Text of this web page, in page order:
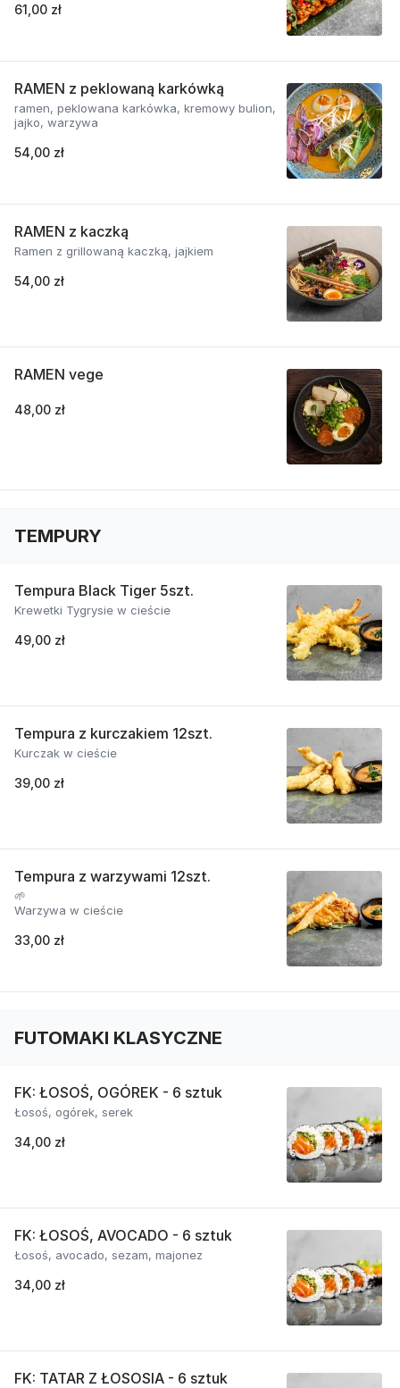
61,00 zł
RAMEN z peklowaną karkówką
ramen, peklowana karkówka, kremowy bulion,
jajko, warzywa
54,00 zł
RAMEN z kaczką
Ramen z grillowaną kaczką, jajkiem
54,00 zł
RAMEN vege
48,00 zł
TEMPURY
Tempura Black Tiger 5szt.
Krewetki Tygrysie w cieście
49,00 zł
Tempura z kurczakiem 12szt.
Kurczak w cieście
39,00 zł
Tempura z warzywami 12szt.
🌱
Warzywa w cieście
33,00 zł
FUTOMAKI KLASYCZNE
FK: ŁOSOŚ, OGÓREK - 6 sztuk
Łosoś, ogórek, serek
34,00 zł
FK: ŁOSOŚ, AVOCADO - 6 sztuk
Łosoś, avocado, sezam, majonez
34,00 zł
FK: TATAR Z ŁOSOSIA - 6 sztuk